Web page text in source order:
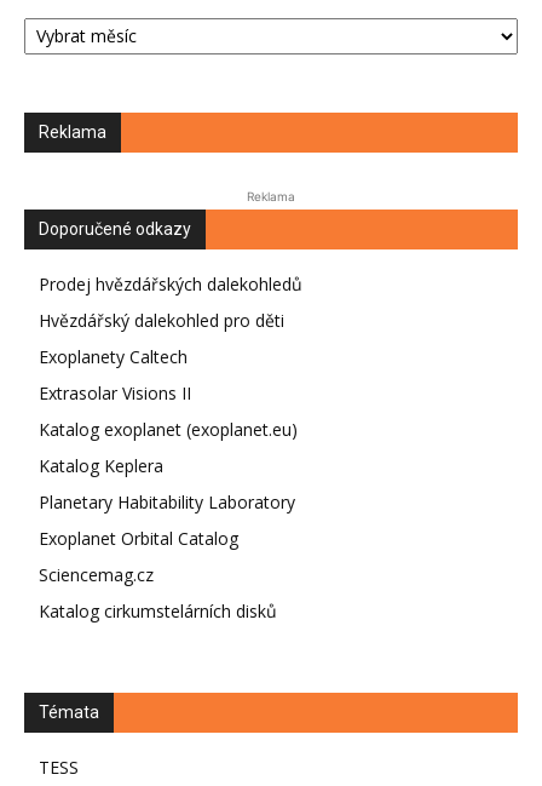
Archiv
Reklama
Reklama
Doporučené odkazy
Prodej hvězdářských dalekohledů
Hvězdářský dalekohled pro děti
Exoplanety Caltech
Extrasolar Visions II
Katalog exoplanet (exoplanet.eu)
Katalog Keplera
Planetary Habitability Laboratory
Exoplanet Orbital Catalog
Sciencemag.cz
Katalog cirkumstelárních disků
Témata
TESS